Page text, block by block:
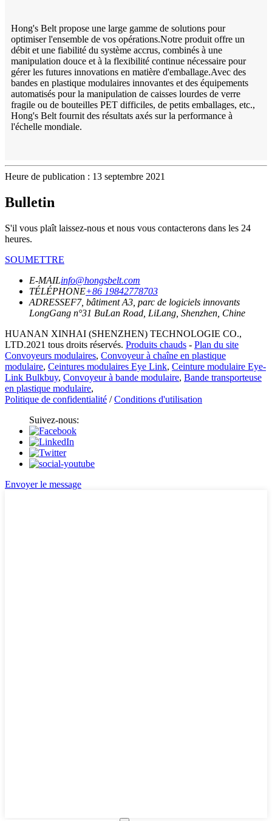
Hong's Belt propose une large gamme de solutions pour
optimiser l'ensemble de vos opérations.Notre produit offre un
débit et une fiabilité du système accrus, combinés à une
manipulation douce et à la flexibilité continue nécessaire pour
gérer les futures innovations en matière d'emballage.Avec des
bandes en plastique modulaires innovantes et des équipements
automatisés pour la manipulation de caisses lourdes de verre
fragile ou de bouteilles PET difficiles, de petits emballages, etc.,
Hong's Belt fournit des résultats axés sur la performance à
l'échelle mondiale.
Heure de publication : 13 septembre 2021
Bulletin
S'il vous plaît laissez-nous et nous vous contacterons dans les 24
heures.
SOUMETTRE
E-MAILinfo@hongsbelt.com
TÉLÉPHONE+86 19842778703
ADRESSEF7, bâtiment A3, parc de logiciels innovants
LongGang n°31 BuLan Road, LiLang, Shenzhen, Chine
HUANAN XINHAI (SHENZHEN) TECHNOLOGIE CO.,
LTD.2021 tous droits réservés. Produits chauds - Plan du site
Convoyeurs modulaires, Convoyeur à chaîne en plastique
modulaire, Ceintures modulaires Eye Link, Ceinture modulaire Eye-
Link Bulkbuy, Convoyeur à bande modulaire, Bande transporteuse
en plastique modulaire,
Politique de confidentialité /Conditions d'utilisation
Suivez-nous:
Envoyer le message